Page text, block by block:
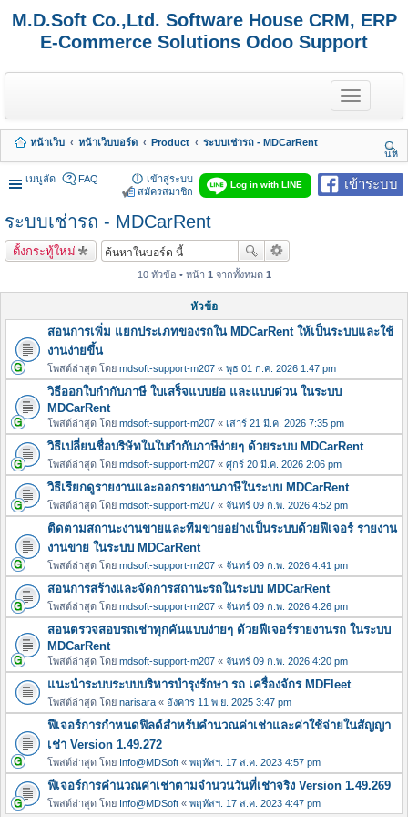
M.D.Soft Co.,Ltd. Software House CRM, ERP
E-Commerce Solutions Odoo Support
T
o
g
e
n
a
หน้าเว็บ หน้าเว็บบอร์ด Product
ระบบเช่ารถ - MDCarRent
นห
า
เมนูลัด
เข้าระบบ
Log in with LINE
FAQ
เข้าสู่ระบบ
สมัครสมาชิก
ระบบเช่ารถ - MDCarRent
ตั้งกระทู้ใหม่
10 หัวข้อ • หน้า 1 จากทั้งหมด 1
หัวข้อ
สอนการเพิ่ม แยกประเภทของรถใน MDCarRent ให้เป็นระบบและใช้
งานง่ายขึ้น
โพสต์ล่าสุด โดย mdsoft-support-m207 « พุธ 01 ก.ค. 2026 1:47 pm
วิธีออกใบกำกับภาษี ใบเสร็จแบบย่อ และแบบด่วน ในระบบ
MDCarRent
โพสต์ล่าสุด โดย mdsoft-support-m207 « เสาร์ 21 มี.ค. 2026 7:35 pm
วิธีเปลี่ยนชื่อบริษัทในใบกำกับภาษีง่ายๆ ด้วยระบบ MDCarRent
โพสต์ล่าสุด โดย mdsoft-support-m207 « ศุกร์ 20 มี.ค. 2026 2:06 pm
วิธีเรียกดูรายงานและออกรายงานภาษีในระบบ MDCarRent
โพสต์ล่าสุด โดย mdsoft-support-m207 « จันทร์ 09 ก.พ. 2026 4:52 pm
ติดตามสถานะงานขายและทีมขายอย่างเป็นระบบด้วยฟีเจอร์ รายงาน
งานขาย ในระบบ MDCarRent
โพสต์ล่าสุด โดย mdsoft-support-m207 « จันทร์ 09 ก.พ. 2026 4:41 pm
สอนการสร้างและจัดการสถานะรถในระบบ MDCarRent
โพสต์ล่าสุด โดย mdsoft-support-m207 « จันทร์ 09 ก.พ. 2026 4:26 pm
สอนตรวจสอบรถเช่าทุกคันแบบง่ายๆ ด้วยฟีเจอร์รายงานรถ ในระบบ
MDCarRent
โพสต์ล่าสุด โดย mdsoft-support-m207 « จันทร์ 09 ก.พ. 2026 4:20 pm
แนะนำระบบระบบบริหารบำรุงรักษา รถ เครื่องจักร MDFleet
โพสต์ล่าสุด โดย narisara « อังคาร 11 พ.ย. 2025 3:47 pm
ฟีเจอร์การกำหนดฟิลด์สำหรับคำนวณค่าเช่าและค่าใช้จ่ายในสัญญา
เช่า Version 1.49.272
โพสต์ล่าสุด โดย Info@MDSoft « พฤหัสฯ. 17 ส.ค. 2023 4:57 pm
ฟีเจอร์การคำนวณค่าเช่าตามจำนวนวันที่เช่าจริง Version 1.49.269
โพสต์ล่าสุด โดย Info@MDSoft « พฤหัสฯ. 17 ส.ค. 2023 4:47 pm